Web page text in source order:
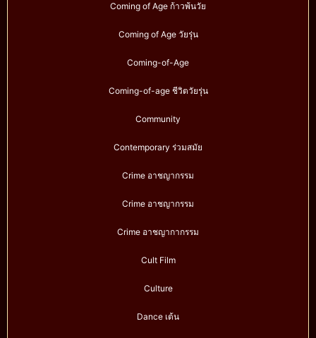
Coming of Age ก้าวพ้นวัย
Coming of Age วัยรุ่น
Coming-of-Age
Coming-of-age ชีวิตวัยรุ่น
Community
Contemporary ร่วมสมัย
Crime อาชญากรรม
Crime อาชญากรรม
Crime อาชญากากรรม
Cult Film
Culture
Dance เต้น